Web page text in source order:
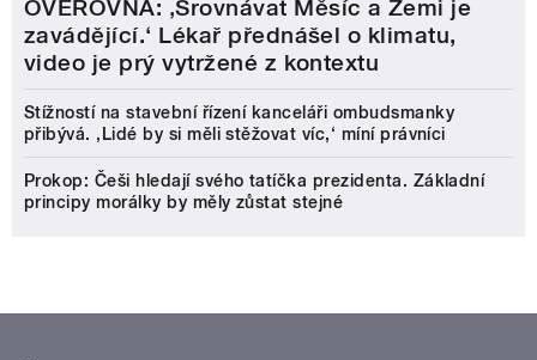
OVĚŘOVNA: ‚Srovnávat Měsíc a Zemi je
zavádějící.‘ Lékař přednášel o klimatu,
video je prý vytržené z kontextu
Stížností na stavební řízení kanceláři ombudsmanky
přibývá. ‚Lidé by si měli stěžovat víc,‘ míní právníci
Prokop: Češi hledají svého tatíčka prezidenta. Základní
principy morálky by měly zůstat stejné